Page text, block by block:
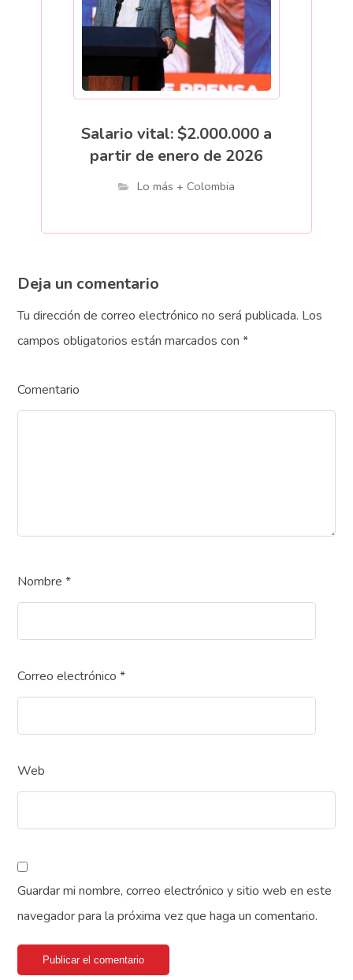
Salario vital: $2.000.000 a
partir de enero de 2026
Lo más + Colombia
Deja un comentario
Tu dirección de correo electrónico no será publicada. Los
campos obligatorios están marcados con*
Comentario
Nombre*
Correo electrónico*
Web
Guardar mi nombre, correo electrónico y sitio web en este
navegador para la próxima vez que haga un comentario.
Publicar el comentario